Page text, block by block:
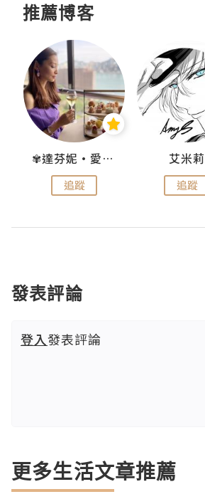
推薦博客
✾達芬妮•愛孩子•愛生活✾
追蹤
艾米莉
追蹤
發表評論
登入發表評論
更多生活文章推薦